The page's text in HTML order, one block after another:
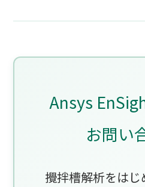
Ansys
お問い
攪拌槽解析をは